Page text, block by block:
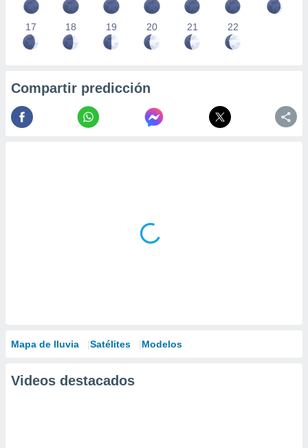
17 18 19 20 21 22
Compartir predicción
Mapa de lluvia Satélites Modelos
Videos destacados